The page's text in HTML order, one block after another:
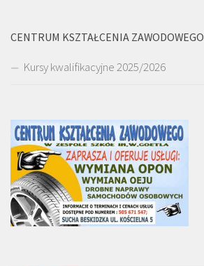
CENTRUM KSZTAŁCENIA ZAWODOWEGO
Kursy kwalifikacyjne 2025/2026